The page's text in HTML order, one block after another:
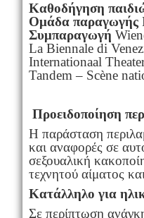
Καθοδήγηση
Ομάδα παραγωγής
Συμπαραγωγή
La Biennale di
Internationaal
Tandem – Scène
Προειδοποίηση
Η παράσταση
και αναφορές σε
σεξουαλική
τεχνητού αίματος
Κατάλληλο για
Σε περίπτωση